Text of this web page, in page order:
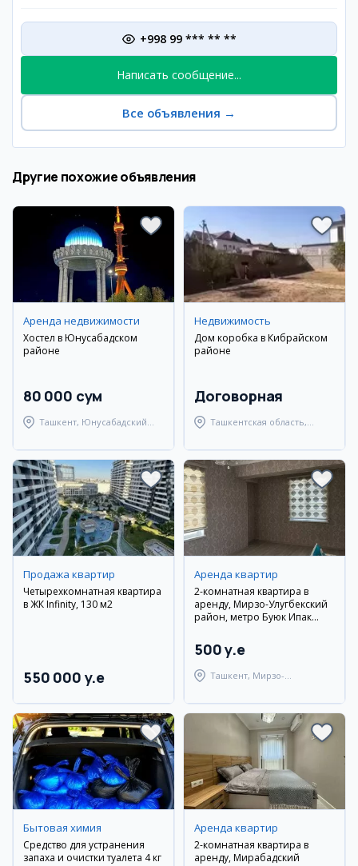
+998 99 *** ** **
Написать сообщение...
Все объявления →
Другие похожие объявления
Аренда недвижимости
Хостел в Юнусабадском
районе
80 000 сум
Ташкент, Юнусабадский
Недвижимость
Дом коробка в Кибрайском
районе
Договорная
Ташкентская область,
Продажа квартир
Четырехкомнатная квартира
в ЖК Infinity, 130 м2
550 000 y.e
Аренда квартир
2-комнатная квартира в
аренду, Мирзо-Улугбекский
район, метро Буюк Ипак
500 y.e
Ташкент, Мирзо-
Бытовая химия
Средство для устранения
запаха и очистки туалета 4 кг
Аренда квартир
2-комнатная квартира в
аренду, Мирабадский